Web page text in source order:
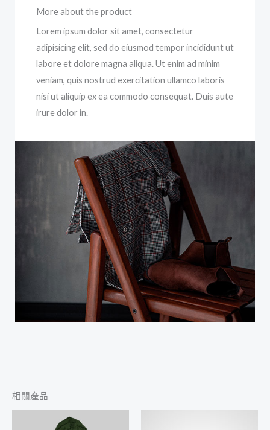
More about the product
Lorem ipsum dolor sit amet, consectetur
adipisicing elit, sed do eiusmod tempor incididunt ut
labore et dolore magna aliqua. Ut enim ad minim
veniam, quis nostrud exercitation ullamco laboris
nisi ut aliquip ex ea commodo consequat. Duis aute
irure dolor in.
相關產品